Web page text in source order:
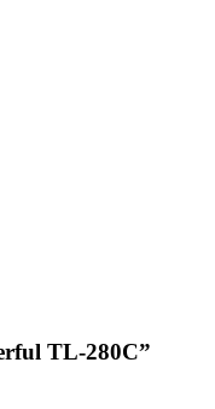
TL-280C”